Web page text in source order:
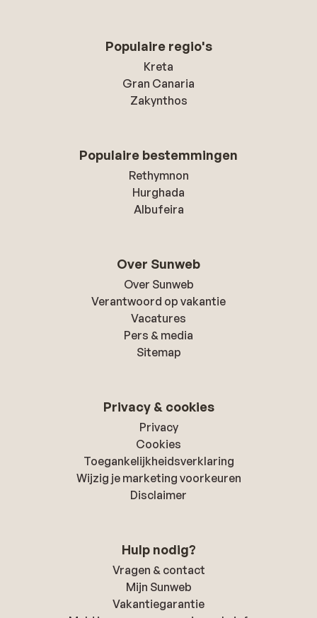
Populaire regio's
Kreta
Gran Canaria
Zakynthos
Populaire bestemmingen
Rethymnon
Hurghada
Albufeira
Over Sunweb
Over Sunweb
Verantwoord op vakantie
Vacatures
Pers & media
Sitemap
Privacy & cookies
Privacy
Cookies
Toegankelijkheidsverklaring
Wijzig je marketing voorkeuren
Disclaimer
Hulp nodig?
Vragen & contact
Mijn Sunweb
Vakantiegarantie